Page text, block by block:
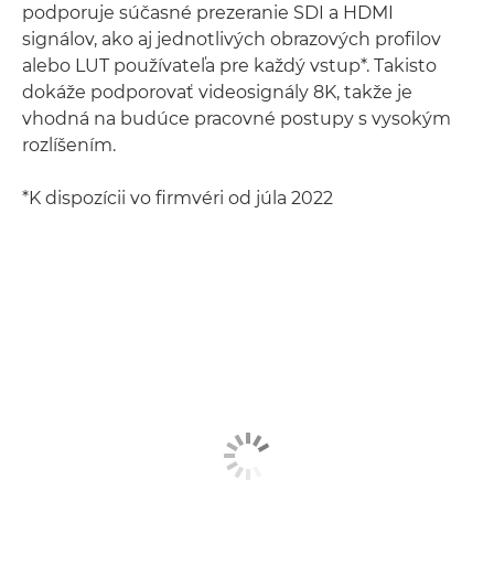
podporuje súčasné prezeranie SDI a HDMI
signálov, ako aj jednotlivých obrazových profilov
alebo LUT používateľa pre každý vstup*. Takisto
dokáže podporovať videosignály 8K, takže je
vhodná na budúce pracovné postupy s vysokým
rozlíšením.
*K dispozícii vo firmvéri od júla 2022